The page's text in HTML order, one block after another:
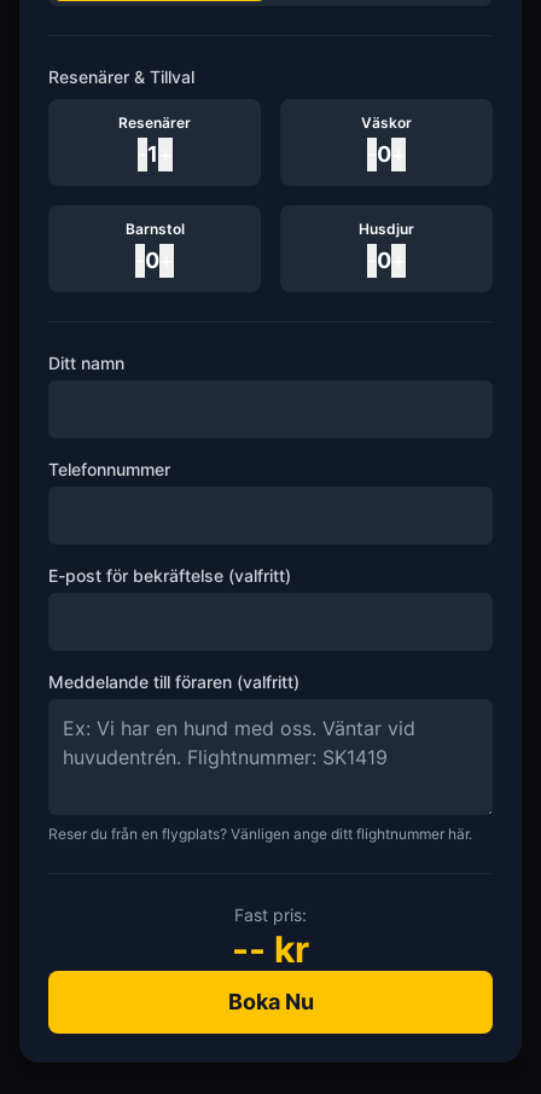
Resenärer & Tillval
Resenärer
1
Väskor
0
Barnstol
0
Husdjur
0
Ditt namn
Telefonnummer
E-post för bekräftelse (valfritt)
Meddelande till föraren (valfritt)
Reser du från en flygplats? Vänligen ange ditt flightnummer här.
Fast pris:
-- kr
Boka Nu